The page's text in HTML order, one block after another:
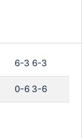
6-3 6-3
0-6 3-6